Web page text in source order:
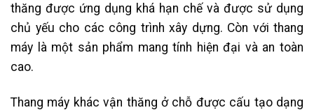
thăng được ứng dụng khá hạn chế và được sử dụng
chủ yếu cho các công trình xây dựng. Còn với thang
máy là một sản phẩm mang tính hiện đại và an toàn
cao.
Thang máy khác vận thăng ở chỗ được cấu tạo dạng